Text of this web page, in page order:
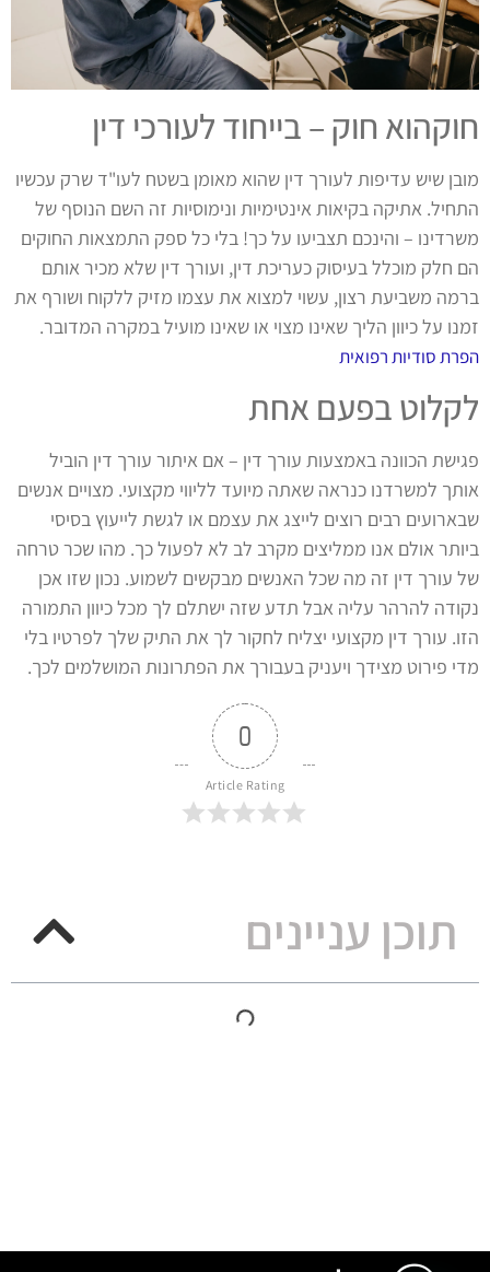
חוקהוא חוק – בייחוד לעורכי דין
מובן שיש עדיפות לעורך דין שהוא מאומן בשטח לעו"ד שרק עכשיו
התחיל. אתיקה בקיאות אינטימיות ונימוסיות זה השם הנוסף של
משרדינו – והינכם תצביעו על כך! בלי כל ספק התמצאות החוקים
הם חלק מוכלל בעיסוק כעריכת דין, ועורך דין שלא מכיר אותם
ברמה משביעת רצון, עשוי למצוא את עצמו מזיק ללקוח ושורף את
זמנו על כיוון הליך שאינו מצוי או שאינו מועיל במקרה המדובר.
הפרת סודיות רפואית
לקלוט בפעם אחת
פגישת הכוונה באמצעות עורך דין – אם איתור עורך דין הוביל
אותך למשרדנו כנראה שאתה מיועד לליווי מקצועי. מצויים אנשים
שבארועים רבים רוצים לייצג את עצמם או לגשת לייעוץ בסיסי
ביותר אולם אנו ממליצים מקרב לב לא לפעול כך. מהו שכר טרחה
של עורך דין זה מה שכל האנשים מבקשים לשמוע. נכון שזו אכן
נקודה להרהר עליה אבל תדע שזה ישתלם לך מכל כיוון התמורה
הזו. עורך דין מקצועי יצליח לחקור לך את התיק שלך לפרטיו בלי
מדי פירוט מצידך ויעניק בעבורך את הפתרונות המושלמים לכך.
0
Article Rating
תוכן עניינים